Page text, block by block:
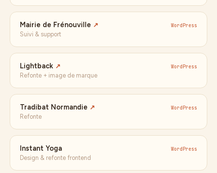
Mairie de Frénouville ↗ WordPress
Suivi & support
Lightback ↗ WordPress
Refonte + image de marque
Tradibat Normandie ↗ WordPress
Refonte
Instant Yoga WordPress
Design & refonte frontend